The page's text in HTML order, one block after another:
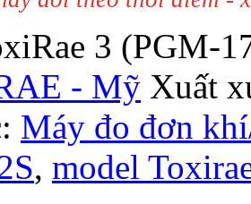
3 (PGM-
- Mỹ Xuất
Máy đo đơn
, model